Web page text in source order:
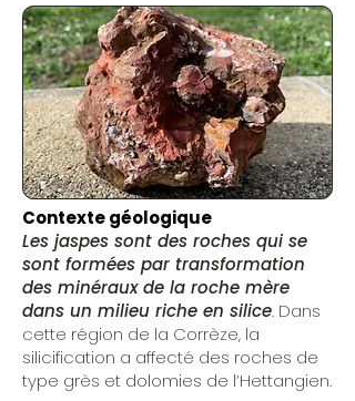
Contexte géologique
Les jaspes sont des roches qui se
sont formées par transformation
des minéraux de la roche mère
dans un milieu riche en silice. Dans
cette région de la Corrèze, la
silicification a affecté des roches de
type grès et dolomies de l’Hettangien.